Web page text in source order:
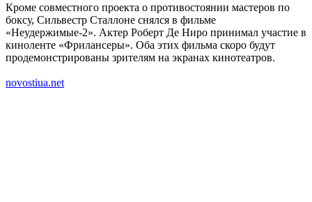
Кроме совместного проекта о противостоянии мастеров по
боксу, Сильвестр Сталлоне снялся в фильме
«Неудержимые-2». Актер Роберт Де Ниро принимал участие в
киноленте «Фрилансеры». Оба этих фильма скоро будут
продемонстрированы зрителям на экранах кинотеатров.
novostiua.net